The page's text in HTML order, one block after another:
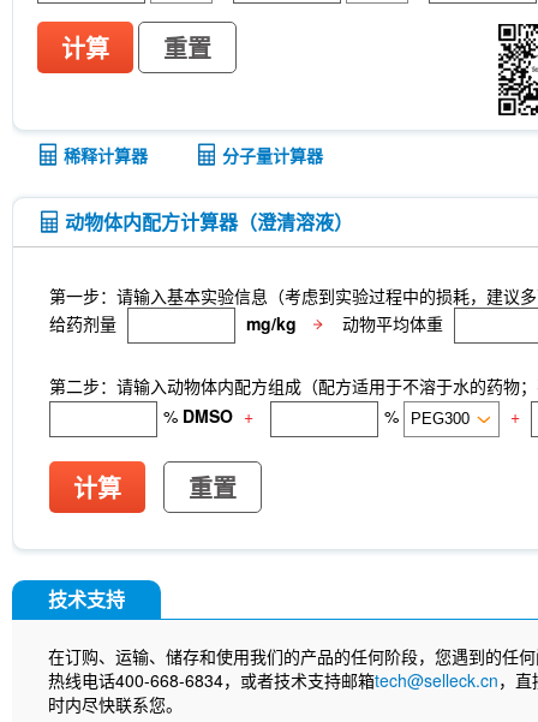
计算 重置
稀释计算器 分子量计算器
动物体内配方计算器（澄清溶液）
第一步：请输入基本实验信息（考虑到实验过程中的损耗，建议
给药剂量
mg/kg 动物平均体重
第二步：请输入动物体内配方组成（配方适用于不溶于水的药物
% DMSO + % +
计算 重置
技术支持
在订购、运输、储存和使用我们的产品的任何阶段，您遇到的任
热线电话400-668-6834，或者技术支持邮箱tech@selleck.cn，
时内尽快联系您。